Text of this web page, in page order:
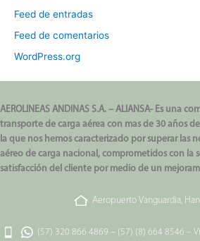
Feed de entradas
Feed de comentarios
WordPress.org
AEROLINEAS ANDINAS S.A. – ALIANSA- Es una
transporte de carga aérea con mas de 30 años
la que nos hemos caracterizado por superar las
aéreo de carga nacional, comprometidos con la
satisfacción del cliente por medio de un
Aeropuerto Vanguardia,
(57) 320 866 4869 – (57) (8) 664 8546 –